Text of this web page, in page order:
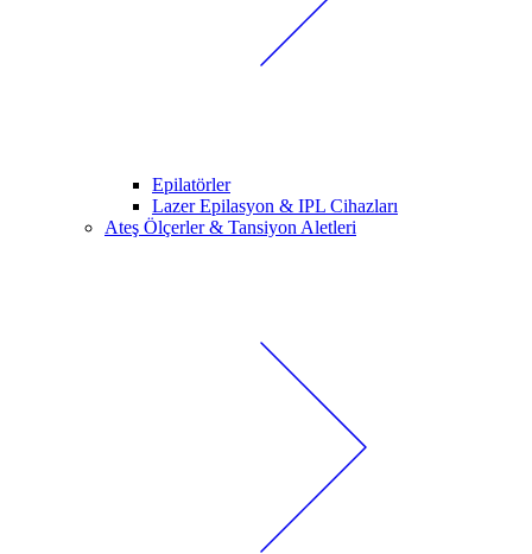
Epilatörler
Lazer Epilasyon & IPL Cihazları
Ateş Ölçerler & Tansiyon Aletleri